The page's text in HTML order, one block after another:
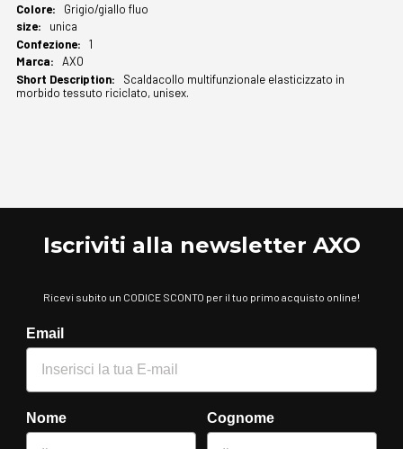
Grigio/giallo fluo
unica
1
AXO
Scaldacollo multifunzionale elasticizzato in
morbido tessuto riciclato, unisex.
Iscriviti alla newsletter AXO
Ricevi subito un CODICE SCONTO per il tuo primo acquisto online!
Email
Nome Cognome